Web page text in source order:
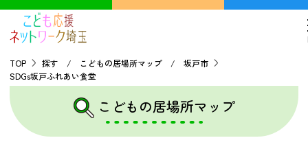
TOP
こどもの貧困について
TOP
探す / こどもの居場所マップ / 坂戸市
SDGs坂戸ふれあい食堂
こどもの居場所マップ